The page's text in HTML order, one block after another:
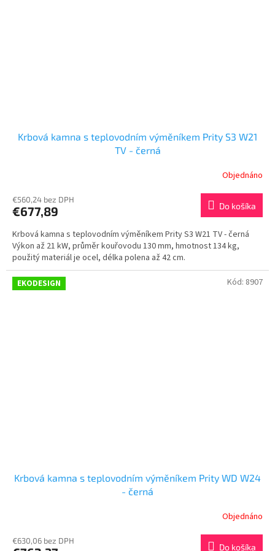
Krbová kamna s teplovodním výměníkem Prity S3 W21
TV - černá
Objednáno
€560,24 bez DPH
€677,89 Do košíka
Krbová kamna s teplovodním výměníkem Prity S3 W21 TV - černá
Výkon až 21 kW, průměr kouřovodu 130 mm, hmotnost 134 kg,
použitý materiál je ocel, délka polena až 42 cm.
EKODESIGN
Krbová kamna s teplovodním výměníkem Prity WD W24
- černá
Objednáno
€630,06 bez DPH
Do košíka
Kód: 8907